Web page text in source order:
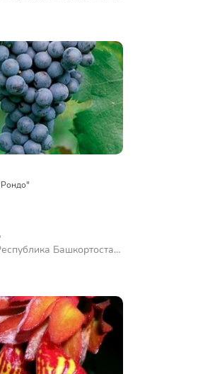
Башкортостан,